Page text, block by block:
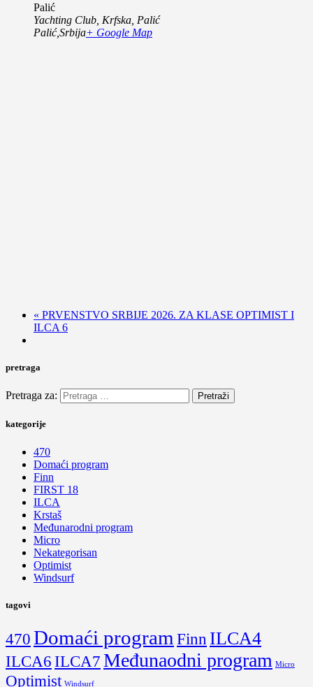
Palić
Yachting Club, Krfska, Palić
Palić,Srbija+ Google Map
« PRVENSTVO SRBIJE 2026. ZA KLASE OPTIMIST I
ILCA 6
pretraga
Pretraga za:
kategorije
470
Domaći program
Finn
FIRST 18
ILCA
Krstaš
Međunarodni program
Micro
Nekategorisan
Optimist
Windsurf
tagovi
470Domaći program Finn ILCA4
ILCA6ILCA7Međunaodni program Micro
Optimist Windsurf